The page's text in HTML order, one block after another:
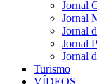
Jornal
Jornal
Jornal
Jornal
Jornal
Turismo
VÍDEOS